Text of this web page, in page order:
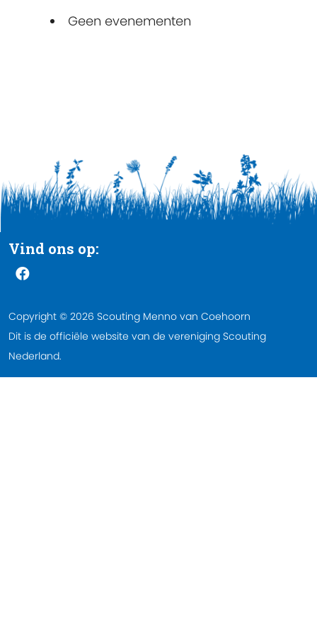
Geen evenementen
Vind ons op:
Copyright © 2026 Scouting Menno van Coehoorn
Dit is de officiële website van de vereniging Scouting
Nederland.